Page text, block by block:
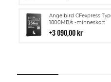
Angelbird CFexpress
1800MB/s -minneskort
3 090,00 kr
Lägg
till
i